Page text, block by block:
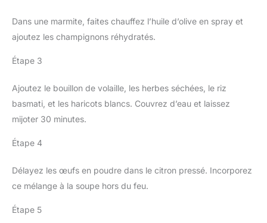
Dans une marmite, faites chauffez l’huile d’olive en spray et
ajoutez les champignons réhydratés.
Étape 3
Ajoutez le bouillon de volaille, les herbes séchées, le riz
basmati, et les haricots blancs. Couvrez d’eau et laissez
mijoter 30 minutes.
Étape 4
Délayez les œufs en poudre dans le citron pressé. Incorporez
ce mélange à la soupe hors du feu.
Étape 5